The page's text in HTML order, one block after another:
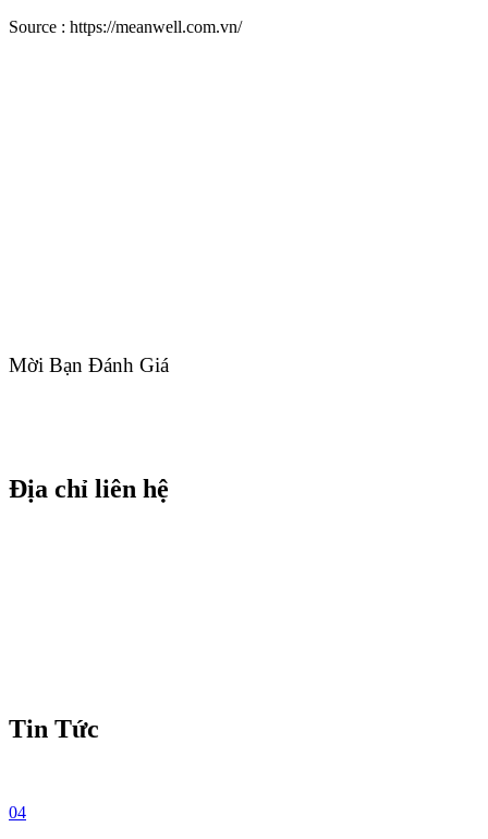
Source : https://meanwell.com.vn/
Mời Bạn Đánh Giá
Địa chỉ liên hệ
Tin Tức
04